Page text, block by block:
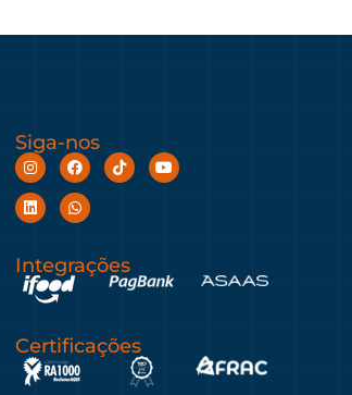
Siga-nos
Integrações
Certificações